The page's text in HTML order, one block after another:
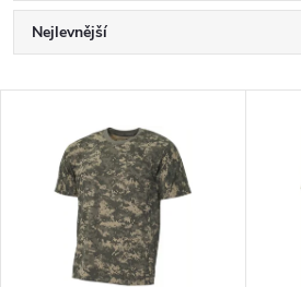
Ř
a
Nejlevnější
Abecedně